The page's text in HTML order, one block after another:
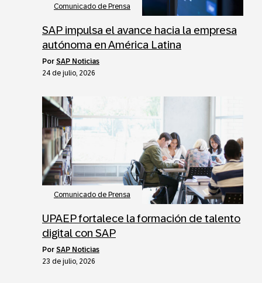
Comunicado de Prensa
SAP impulsa el avance hacia la empresa
autónoma en América Latina
por SAP Noticias
24 de julio, 2026
Comunicado de Prensa
UPAEP fortalece la formación de talento
digital con SAP
por SAP Noticias
23 de julio, 2026